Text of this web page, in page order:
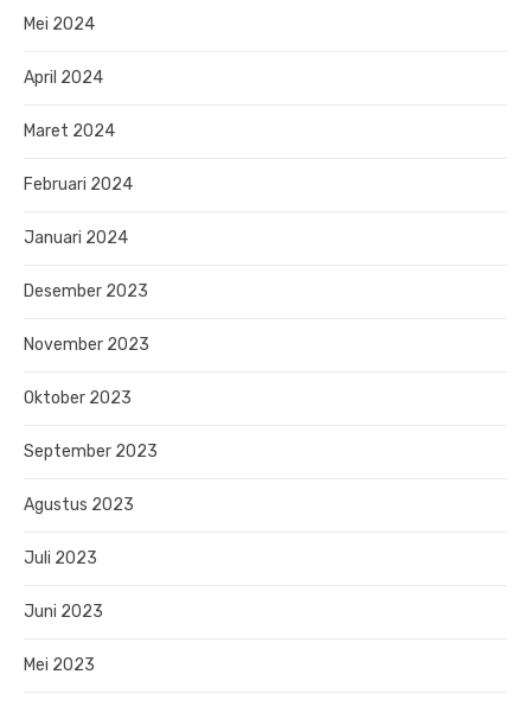
Mei 2024
April 2024
Maret 2024
Februari 2024
Januari 2024
Desember 2023
November 2023
Oktober 2023
September 2023
Agustus 2023
Juli 2023
Juni 2023
Mei 2023